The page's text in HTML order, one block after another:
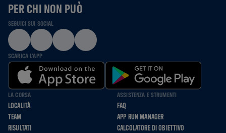
PER CHI NON PUÒ
SEGUICI SUI SOCIAL
SCARICA L'APP
LA CORSA
LOCALITÀ
TEAM
RISULTATI
ASSISTENZA E STRUMENTI
FAQ
APP RUN MANAGER
CALCOLATORE DI OBIETTIVO